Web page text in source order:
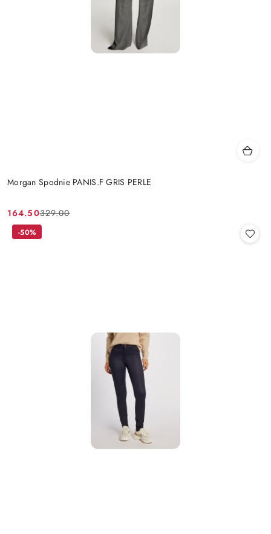
Morgan Spodnie PANIS.F GRIS PERLE
Cena
promocyjna:
164.50
Cena
przed
329.00
-50%